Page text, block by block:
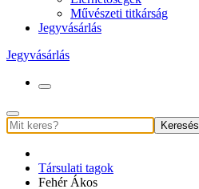
Művészeti titkárság
Jegyvásárlás
Jegyvásárlás
Keresés
Társulati tagok
Fehér Ákos